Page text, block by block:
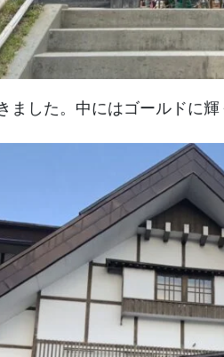
ました。中にはゴールドに輝